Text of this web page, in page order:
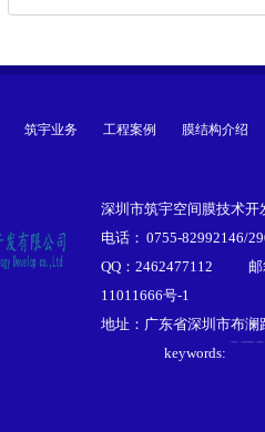
筑宇业务 工程案例 膜结构介绍
深圳市筑宇空间膜技术
电话： 0755-82992146/
QQ：2462477112
邮
11011666号-1
地址：广东省深圳市布澜
keywords:
张拉